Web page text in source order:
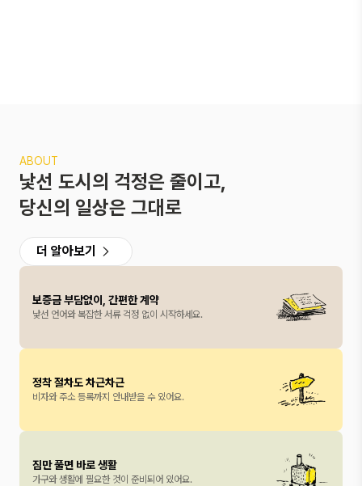
ABOUT
낯선 도시의 걱정은 줄이고,
당신의 일상은 그대로
더 알아보기
보증금 부담없이, 간편한 계약
낯선 언어와 복잡한 서류 걱정 없이 시작하세요.
정착 절차도 차근차근
비자와 주소 등록까지 안내받을 수 있어요.
짐만 풀면 바로 생활
가구와 생활에 필요한 것이 준비되어 있어요.